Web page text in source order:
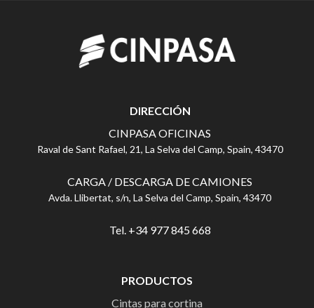
DIRECCIÓN
CINPASA OFICINAS
Raval de Sant Rafael, 21, La Selva del Camp, Spain, 43470
CARGA / DESCARGA DE CAMIONES
Avda. Llibertat, s/n, La Selva del Camp, Spain, 43470
Tel. +34 977 845 668
PRODUCTOS
Cintas para cortina